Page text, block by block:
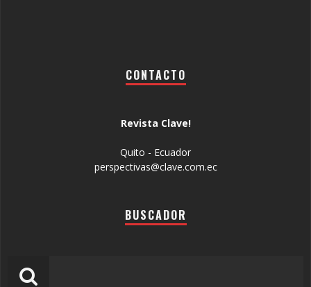
CONTACTO
Revista Clave!
Quito - Ecuador
perspectivas@clave.com.ec
BUSCADOR